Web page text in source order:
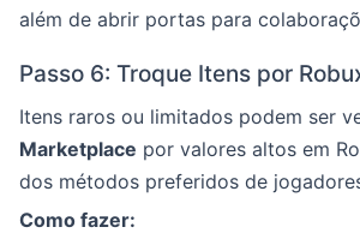
além de abrir portas para
Passo 6: Troque Itens por
Itens raros ou limitados podem ser
Marketplace por valores altos em
dos métodos preferidos de
Como fazer: